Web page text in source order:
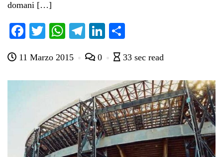
domani […]
Fa
bo
ok
T
tte
r
W
ts
A
pp
Te
gr
a
m
Li
ed
In
di
vi
di
11 Marzo 2015 0 33 sec read